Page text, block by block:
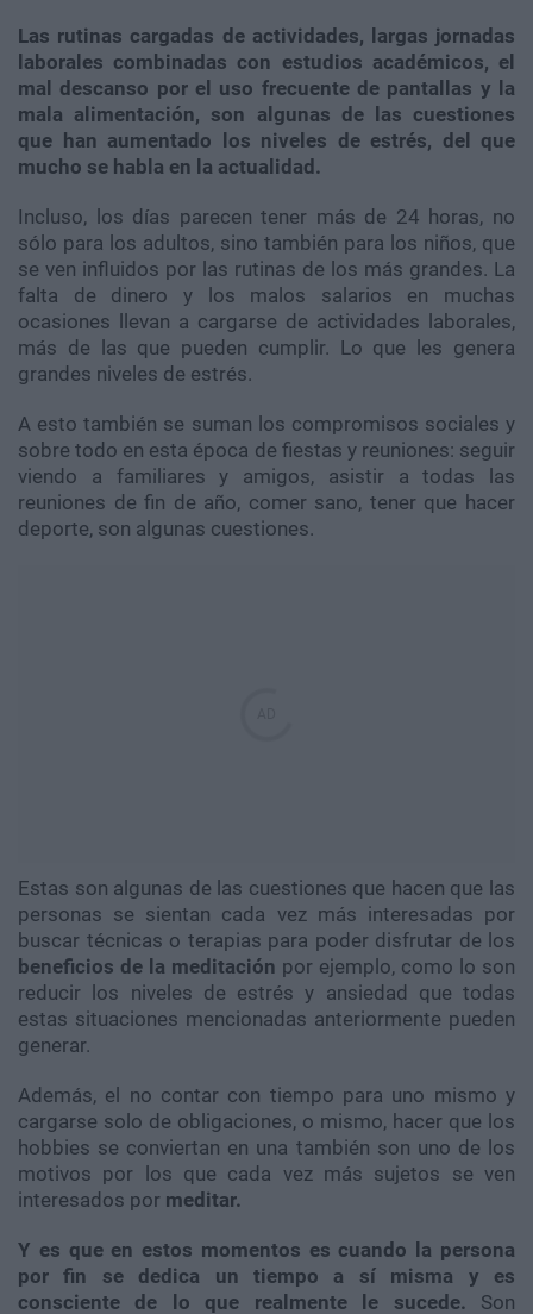
Las rutinas cargadas de actividades, largas jornadas
laborales combinadas con estudios académicos, el
mal descanso por el uso frecuente de pantallas y la
mala alimentación, son algunas de las cuestiones
que han aumentado los niveles de estrés, del que
mucho se habla en la actualidad.
Incluso, los días parecen tener más de 24 horas, no
sólo para los adultos, sino también para los niños, que
se ven influidos por las rutinas de los más grandes. La
falta de dinero y los malos salarios en muchas
ocasiones llevan a cargarse de actividades laborales,
más de las que pueden cumplir. Lo que les genera
grandes niveles de estrés.
A esto también se suman los compromisos sociales y
sobre todo en esta época de fiestas y reuniones: seguir
viendo a familiares y amigos, asistir a todas las
reuniones de fin de año, comer sano, tener que hacer
deporte, son algunas cuestiones.
Estas son algunas de las cuestiones que hacen que las
personas se sientan cada vez más interesadas por
buscar técnicas o terapias para poder disfrutar de los
beneficios de la meditación por ejemplo, como lo son
reducir los niveles de estrés y ansiedad que todas
estas situaciones mencionadas anteriormente pueden
generar.
Además, el no contar con tiempo para uno mismo y
cargarse solo de obligaciones, o mismo, hacer que los
hobbies se conviertan en una también son uno de los
motivos por los que cada vez más sujetos se ven
interesados por meditar.
Y es que en estos momentos es cuando la persona
por fin se dedica un tiempo a sí misma y es
consciente de lo que realmente le sucede. Son